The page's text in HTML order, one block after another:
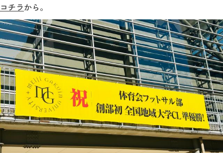
ボランティア
生涯学習・社会連携
入試情報サイト
2026年9月入学者向け 新入生サイト
コチラから。